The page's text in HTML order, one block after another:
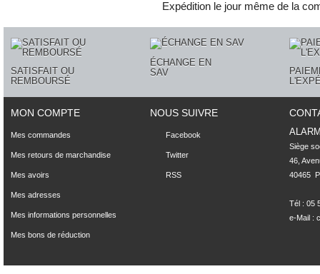
Expédition le jour même de la
SATISFAIT OU
REMBOURSÉ
ÉCHANGE EN
SAV
MON COMPTE
Mes commandes
Mes retours de marchandise
Mes avoirs
Mes adresses
Mes informations personnelles
Mes bons de réduction
NOUS SUIVRE
Facebook
Twitter
RSS
Siège
46,
40465
Tél : 05
e-Mail :